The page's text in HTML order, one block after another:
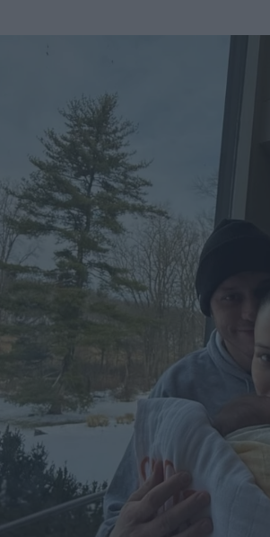
Success Stories
ΒΟΞ
Γάμος